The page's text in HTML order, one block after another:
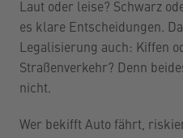
Laut oder leise? Schwarz
es klare Entscheidungen.
Legalisierung auch: Kiffen
Straßenverkehr? Denn
nicht.
Wer bekifft Auto fährt,